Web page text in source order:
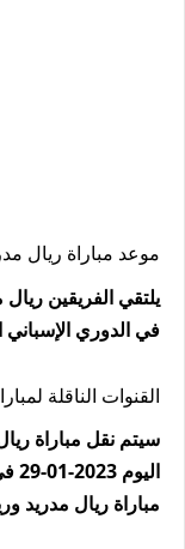
موعد مباراة ريال
في الدوري الإسباني
القنوات الناقلة
سيتم نقل مباراة
مباراة ريال مدريد